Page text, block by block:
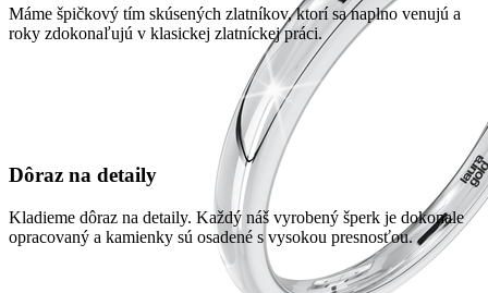
Máme špičkový tím skúsených zlatníkov, ktorí sa naplno venujú a
roky zdokonaľujú v klasickej zlatníckej práci.
Dôraz na detaily
Kladieme dôraz na detaily. Každý náš vyrobený šperk je dokonale
opracovaný a kamienky sú osadené s vysokou presnosťou.